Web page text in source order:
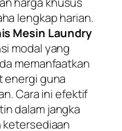
lengkap harian.
Mesin Laundry
modal yang
memanfaatkan
energi guna
Cara ini efektif
dalam jangka
ketersediaan